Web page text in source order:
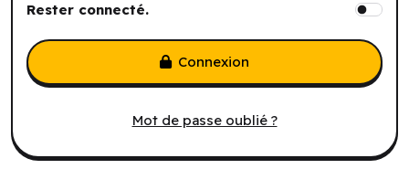
Rester connecté.
Mot de passe oublié ?
Connexion